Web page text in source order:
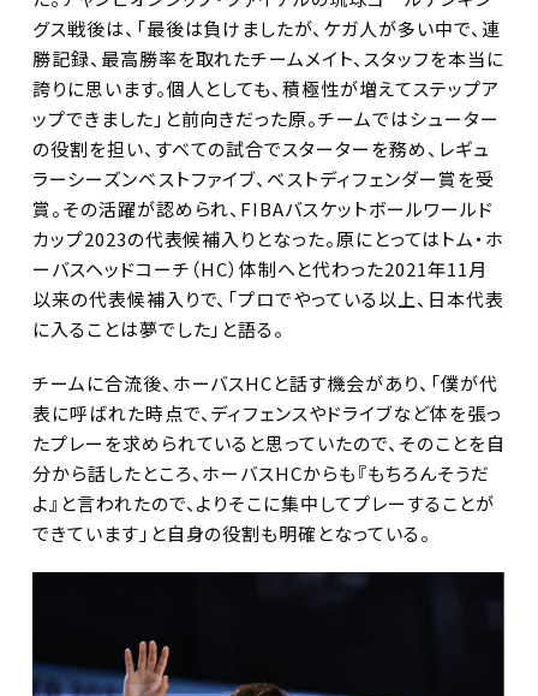
グス戦後は、「最後は負けましたが、ケガ人が多い中で、連
勝記録、最高勝率を取れたチームメイト、スタッフを本当に
誇りに思います。個人としても、積極性が増えてステップア
ップできました」と前向きだった原。チームではシューター
の役割を担い、すべての試合でスターターを務め、レギュ
ラーシーズンベストファイブ、ベストディフェンダー賞を受
賞。その活躍が認められ、FIBAバスケットボールワールド
カップ2023の代表候補入りとなった。原にとってはトム・ホ
ーバスヘッドコーチ（HC）体制へと代わった2021年11月
以来の代表候補入りで、「プロでやっている以上、日本代表
に入ることは夢でした」と語る。
チームに合流後、ホーバスHCと話す機会があり、「僕が代
表に呼ばれた時点で、ディフェンスやドライブなど体を張っ
たプレーを求められていると思っていたので、そのことを自
分から話したところ、ホーバスHCからも『もちろんそうだ
よ』と言われたので、よりそこに集中してプレーすることが
できています」と自身の役割も明確となっている。